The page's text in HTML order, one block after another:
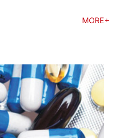
MORE+